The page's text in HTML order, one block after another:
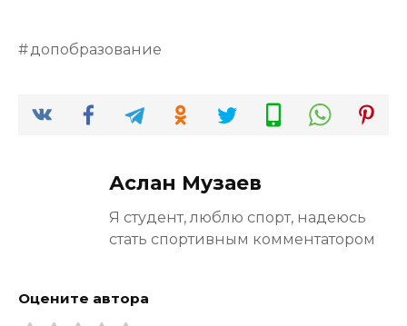
допобразование
Аслан Музаев
Я студент, люблю спорт, надеюсь
стать спортивным комментатором
Оцените автора